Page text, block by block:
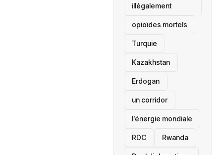
illégalement
opioïdes mortels
‎Turquie
Kazakhstan
Erdogan
un corridor
l’énergie mondiale
RDC Rwanda